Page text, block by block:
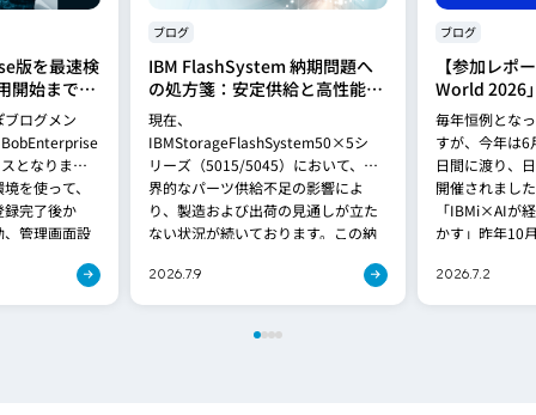
版を最速検
開始までの
トを解説
ログメン
となりまし
を使って、
録完了後か
管理画面設
ブログ
IBM FlashSystem 納期問題へ
の処方箋：安定供給と高性能を
両立する「FlashSystem
5600」への移行提案
現在、
IBMStorageFlashSystem50×5シ
リーズ（5015/5045）において、世
界的なパーツ供給不足の影響によ
り、製造および出荷の見通しが立た
ない状況が続いております。この納
2026.7.9
ブログ
【参加レポ
World 2026
毎年恒例とな
すが、今年は
日間に渡り、
開催されまし
「IBMi×AIが
かす」昨年10
2026.7.2